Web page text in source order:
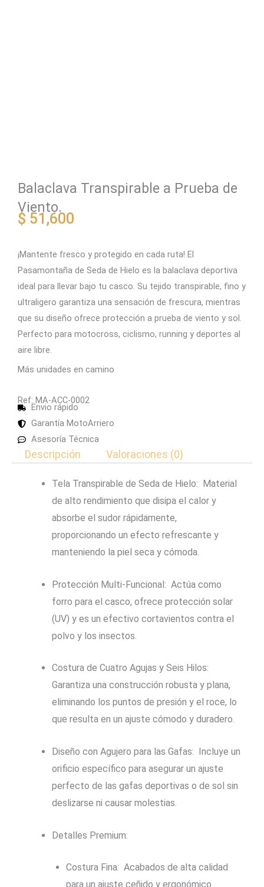
Balaclava Transpirable a Prueba de
Viento.
$ 51,600
¡Mantente fresco y protegido en cada ruta! El
Pasamontaña de Seda de Hielo es la balaclava deportiva
ideal para llevar bajo tu casco. Su tejido transpirable, fino y
ultraligero garantiza una sensación de frescura, mientras
que su diseño ofrece protección a prueba de viento y sol.
Perfecto para motocross, ciclismo, running y deportes al
aire libre.
Más unidades en camino
Ref: MA-ACC-0002
Envio rápido
Garantía MotoArriero
Asesoría Técnica
Descripción Valoraciones (0)
Tela Transpirable de Seda de Hielo: Material
de alto rendimiento que disipa el calor y
absorbe el sudor rápidamente,
proporcionando un efecto refrescante y
manteniendo la piel seca y cómoda.
Protección Multi-Funcional: Actúa como
forro para el casco, ofrece protección solar
(UV) y es un efectivo cortavientos contra el
polvo y los insectos.
Costura de Cuatro Agujas y Seis Hilos:
Garantiza una construcción robusta y plana,
eliminando los puntos de presión y el roce, lo
que resulta en un ajuste cómodo y duradero.
Diseño con Agujero para las Gafas: Incluye un
orificio específico para asegurar un ajuste
perfecto de las gafas deportivas o de sol sin
deslizarse ni causar molestias.
Detalles Premium:
Costura Fina: Acabados de alta calidad
para un ajuste ceñido y ergonómico.